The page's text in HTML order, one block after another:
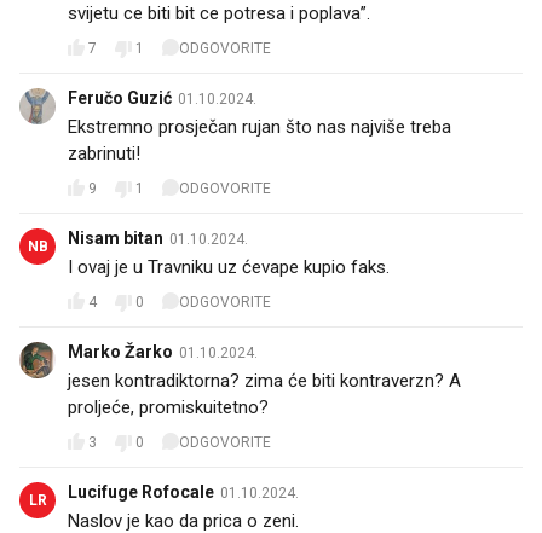
svijetu ce biti bit ce potresa i poplava”.
7 1 ODGOVORITE
Feručo Guzić 01.10.2024.
Ekstremno prosječan rujan što nas najviše treba
zabrinuti!
9 1 ODGOVORITE
NB Nisam bitan 01.10.2024.
I ovaj je u Travniku uz ćevape kupio faks.
4 0 ODGOVORITE
Marko Žarko 01.10.2024.
jesen kontradiktorna? zima će biti kontraverzn? A
proljeće, promiskuitetno?
3 0 ODGOVORITE
LR Lucifuge Rofocale 01.10.2024.
Naslov je kao da prica o zeni.